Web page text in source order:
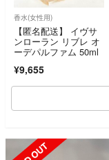
香水(女性用)
【匿名配送】 イヴサ
ンローラン リブレ オ
ーデパルファム 50ml
¥9,655